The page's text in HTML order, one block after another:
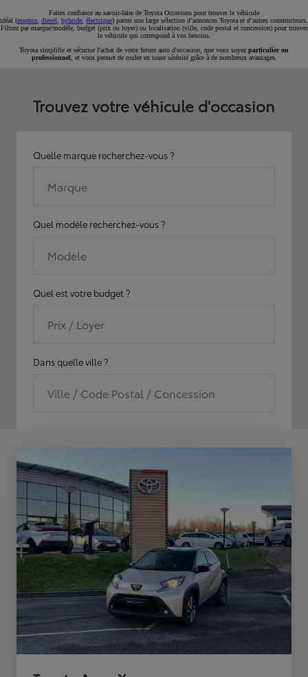
Faites confiance au savoir-faire de Toyota Occasions pour trouver le véhicule
idéal (essence diesel hybride électrique) parmi une large sélection d’annonces Toyota et d’autres constructeurs.
Filtrez par marque/modèle, budget (prix ou loyer) ou localisation (ville, code postal et concession) pour trouver
le véhicule qui correspond à vos besoins.
Toyota simplifie et sécurise l'achat de votre future auto d'occasion, que vous soyez particulier ou
professionnel , et vous permet de rouler en toute sérénité grâce à de nombreux avantages.
Trouvez votre véhicule d'occasion
Quelle marque recherchez-vous ?
Marque
Quel modèle recherchez-vous ?
Modèle
Quel est votre budget ?
Prix / Loyer
Dans quelle ville ?
Ville / Code Postal / Concession